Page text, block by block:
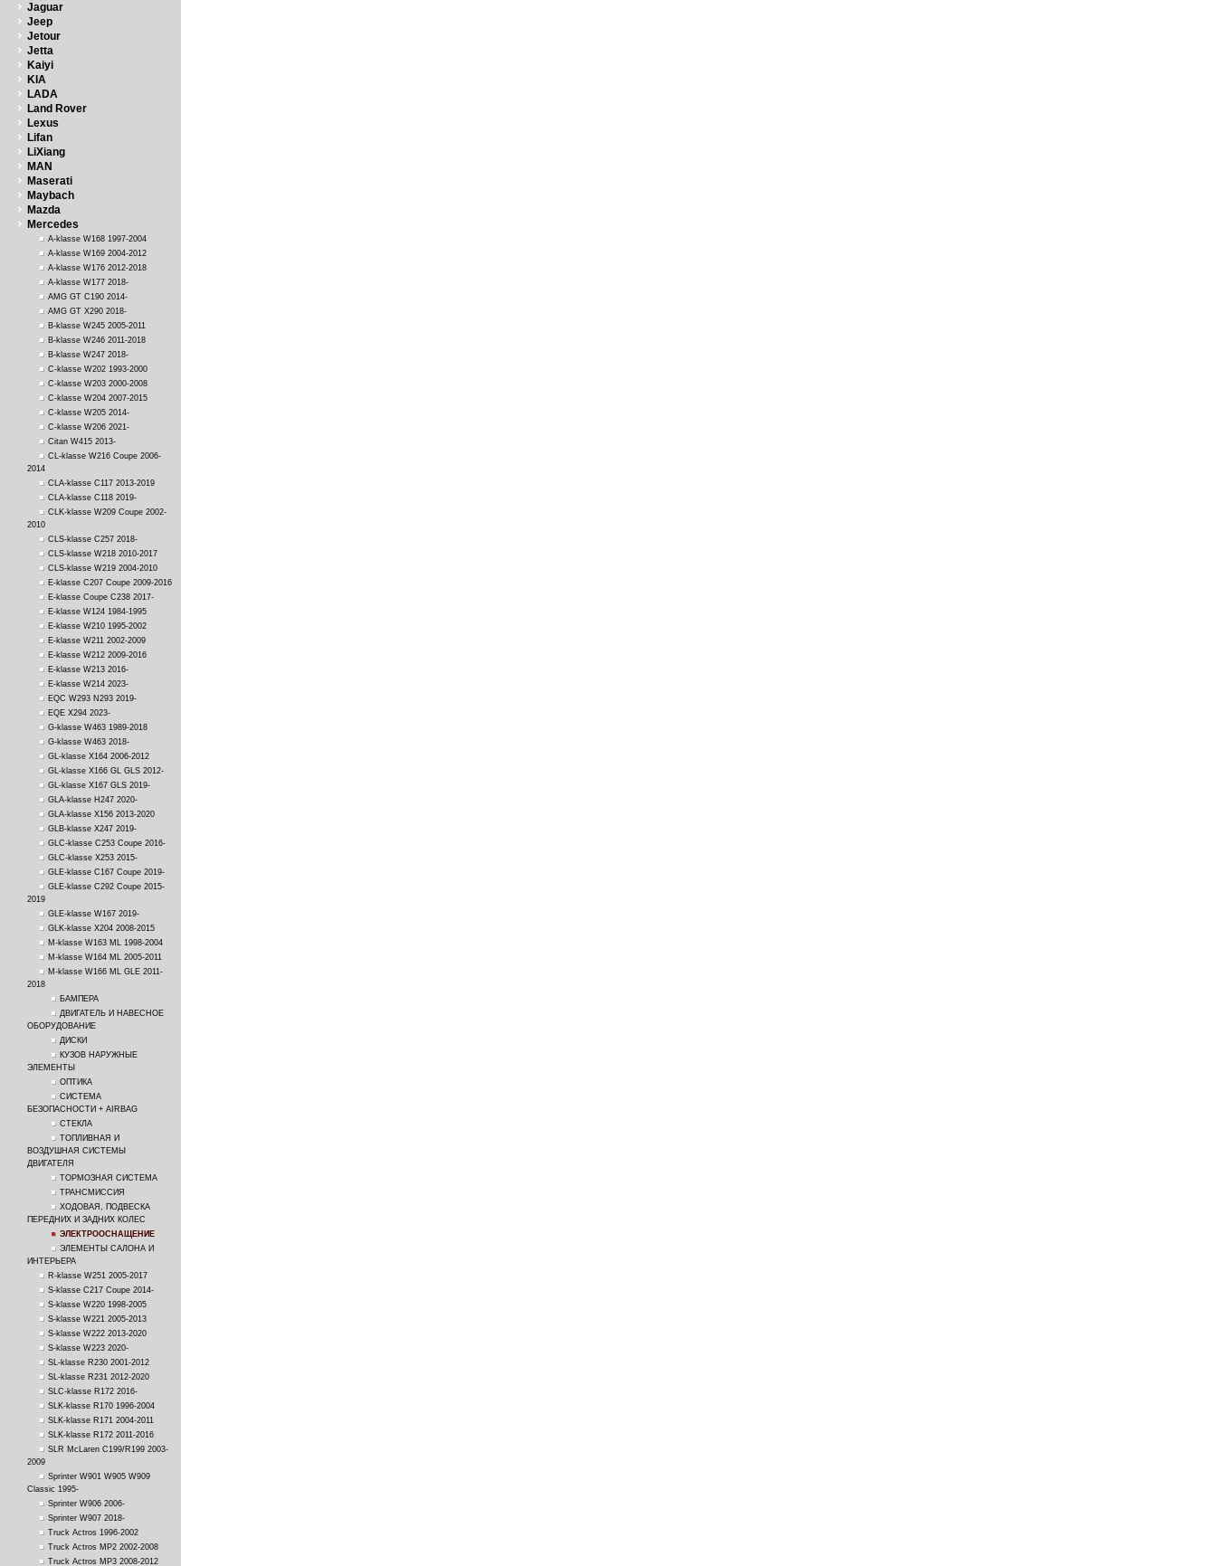
Jaguar
Jeep
Jetour
Jetta
Kaiyi
KIA
LADA
Land Rover
Lexus
Lifan
LiXiang
MAN
Maserati
Maybach
Mazda
Mercedes
A-klasse W168 1997-2004
A-klasse W169 2004-2012
A-klasse W176 2012-2018
A-klasse W177 2018-
AMG GT C190 2014-
AMG GT X290 2018-
B-klasse W245 2005-2011
B-klasse W246 2011-2018
B-klasse W247 2018-
C-klasse W202 1993-2000
C-klasse W203 2000-2008
C-klasse W204 2007-2015
C-klasse W205 2014-
C-klasse W206 2021-
Citan W415 2013-
CL-klasse W216 Coupe 2006-
2014
CLA-klasse C117 2013-2019
CLA-klasse C118 2019-
CLK-klasse W209 Coupe 2002-
2010
CLS-klasse C257 2018-
CLS-klasse W218 2010-2017
CLS-klasse W219 2004-2010
E-klasse C207 Coupe 2009-2016
E-klasse Coupe C238 2017-
E-klasse W124 1984-1995
E-klasse W210 1995-2002
E-klasse W211 2002-2009
E-klasse W212 2009-2016
E-klasse W213 2016-
E-klasse W214 2023-
EQC W293 N293 2019-
EQE X294 2023-
G-klasse W463 1989-2018
G-klasse W463 2018-
GL-klasse X164 2006-2012
GL-klasse X166 GL GLS 2012-
GL-klasse X167 GLS 2019-
GLA-klasse H247 2020-
GLA-klasse X156 2013-2020
GLB-klasse X247 2019-
GLC-klasse C253 Coupe 2016-
GLC-klasse X253 2015-
GLE-klasse C167 Coupe 2019-
GLE-klasse C292 Coupe 2015-
2019
GLE-klasse W167 2019-
GLK-klasse X204 2008-2015
M-klasse W163 ML 1998-2004
M-klasse W164 ML 2005-2011
M-klasse W166 ML GLE 2011-
2018
БАМПЕРА
ДВИГАТЕЛЬ И НАВЕСНОЕ
ОБОРУДОВАНИЕ
ДИСКИ
КУЗОВ НАРУЖНЫЕ
ЭЛЕМЕНТЫ
ОПТИКА
СИСТЕМА
БЕЗОПАСНОСТИ + AIRBAG
СТЕКЛА
ТОПЛИВНАЯ И
ВОЗДУШНАЯ СИСТЕМЫ
ДВИГАТЕЛЯ
ТОРМОЗНАЯ СИСТЕМА
ТРАНСМИССИЯ
ХОДОВАЯ, ПОДВЕСКА
ПЕРЕДНИХ И ЗАДНИХ КОЛЕС
ЭЛЕКТРООСНАЩЕНИЕ
ЭЛЕМЕНТЫ САЛОНА И
ИНТЕРЬЕРА
R-klasse W251 2005-2017
S-klasse C217 Coupe 2014-
S-klasse W220 1998-2005
S-klasse W221 2005-2013
S-klasse W222 2013-2020
S-klasse W223 2020-
SL-klasse R230 2001-2012
SL-klasse R231 2012-2020
SLC-klasse R172 2016-
SLK-klasse R170 1996-2004
SLK-klasse R171 2004-2011
SLK-klasse R172 2011-2016
SLR McLaren C199/R199 2003-
2009
Sprinter W901 W905 W909
Classic 1995-
Sprinter W906 2006-
Sprinter W907 2018-
Truck Actros 1996-2002
Truck Actros MP2 2002-2008
Truck Actros MP3 2008-2012